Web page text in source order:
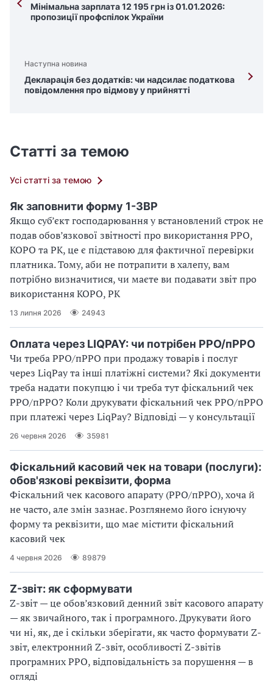
Мінімальна зарплата 12 195 грн із 01.01.2026:
пропозиції профспілок України
Наступна новина
Декларація без додатків: чи надсилає податкова
повідомлення про відмову у прийнятті
Статті за темою
Усі статті за темою
Як заповнити форму 1-ЗВР
Якщо суб’єкт господарювання у встановлений строк не
подав обов’язкової звітності про використання РРО,
КОРО та РК, це є підставою для фактичної перевірки
платника. Тому, аби не потрапити в халепу, вам
потрібно визначитися, чи маєте ви подавати звіт про
використання КОРО, РК
13 липня 2026 24943
Оплата через LIQPAY: чи потрібен РРО/пРРО
Чи треба РРО/пРРО при продажу товарів і послуг
через LiqPay та інші платіжні системи? Які документи
треба надати покупцю і чи треба тут фіскальний чек
РРО/пРРО? Коли друкувати фіскальний чек РРО/пРРО
при платежі через LiqPay? Відповіді — у консультації
26 червня 2026 35981
Фіскальний касовий чек на товари (послуги):
обов'язкові реквізити, форма
Фіскальний чек касового апарату (РРО/пРРО), хоча й
не часто, але змін зазнає. Розглянемо його існуючу
форму та реквізити, що має містити фіскальний
касовий чек
4 червня 2026 89879
Z-звіт: як сформувати
Z-звіт — це обов’язковий денний звіт касового апарату
— як звичайного, так і програмного. Друкувати його
чи ні, як, де і скільки зберігати, як часто формувати Z-
звіт, електронний Z-звіт, особливості Z-звітів
програмних РРО, відповідальність за порушення — в
огляді